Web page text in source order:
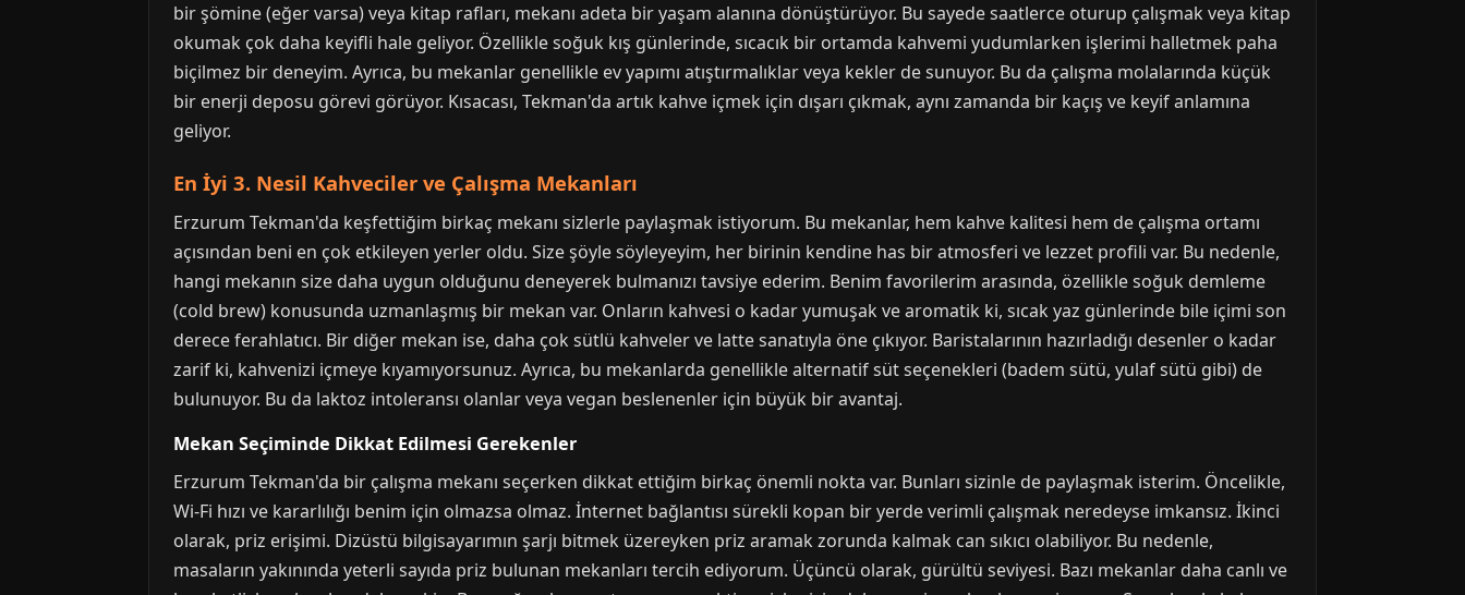
bir şömine (eğer varsa) veya kitap rafları, mekanı adeta bir yaşam alanına dönüştürüyor. Bu sayede saatlerce oturup çalışmak veya kitap
okumak çok daha keyifli hale geliyor. Özellikle soğuk kış günlerinde, sıcacık bir ortamda kahvemi yudumlarken işlerimi halletmek paha
biçilmez bir deneyim. Ayrıca, bu mekanlar genellikle ev yapımı atıştırmalıklar veya kekler de sunuyor. Bu da çalışma molalarında küçük
bir enerji deposu görevi görüyor. Kısacası, Tekman'da artık kahve içmek için dışarı çıkmak, aynı zamanda bir kaçış ve keyif anlamına
geliyor.
En İyi 3. Nesil Kahveciler ve Çalışma Mekanları
Erzurum Tekman'da keşfettiğim birkaç mekanı sizlerle paylaşmak istiyorum. Bu mekanlar, hem kahve kalitesi hem de çalışma ortamı
açısından beni en çok etkileyen yerler oldu. Size şöyle söyleyeyim, her birinin kendine has bir atmosferi ve lezzet profili var. Bu nedenle,
hangi mekanın size daha uygun olduğunu deneyerek bulmanızı tavsiye ederim. Benim favorilerim arasında, özellikle soğuk demleme
(cold brew) konusunda uzmanlaşmış bir mekan var. Onların kahvesi o kadar yumuşak ve aromatik ki, sıcak yaz günlerinde bile içimi son
derece ferahlatıcı. Bir diğer mekan ise, daha çok sütlü kahveler ve latte sanatıyla öne çıkıyor. Baristalarının hazırladığı desenler o kadar
zarif ki, kahvenizi içmeye kıyamıyorsunuz. Ayrıca, bu mekanlarda genellikle alternatif süt seçenekleri (badem sütü, yulaf sütü gibi) de
bulunuyor. Bu da laktoz intoleransı olanlar veya vegan beslenenler için büyük bir avantaj.
Mekan Seçiminde Dikkat Edilmesi Gerekenler
Erzurum Tekman'da bir çalışma mekanı seçerken dikkat ettiğim birkaç önemli nokta var. Bunları sizinle de paylaşmak isterim. Öncelikle,
Wi-Fi hızı ve kararlılığı benim için olmazsa olmaz. İnternet bağlantısı sürekli kopan bir yerde verimli çalışmak neredeyse imkansız. İkinci
olarak, priz erişimi. Dizüstü bilgisayarımın şarjı bitmek üzereyken priz aramak zorunda kalmak can sıkıcı olabiliyor. Bu nedenle,
masaların yakınında yeterli sayıda priz bulunan mekanları tercih ediyorum. Üçüncü olarak, gürültü seviyesi. Bazı mekanlar daha canlı ve